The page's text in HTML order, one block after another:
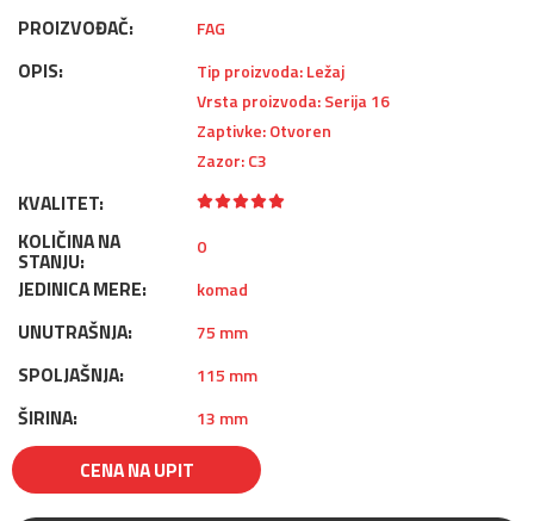
PROIZVOĐAČ: FAG
OPIS:
Tip proizvoda: Ležaj
Vrsta proizvoda: Serija 16
Zaptivke: Otvoren
Zazor: C3
KVALITET:
KOLIČINA NA
STANJU:
0
JEDINICA MERE: komad
UNUTRAŠNJA: 75 mm
SPOLJAŠNJA: 115 mm
ŠIRINA: 13 mm
CENA NA UPIT